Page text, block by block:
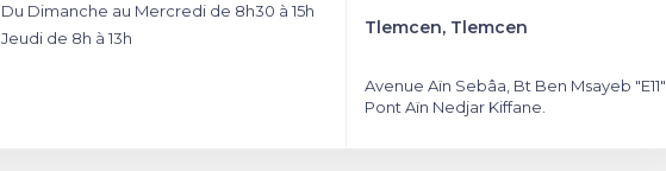
Du Dimanche au Mercredi de 8h30 à 15h
Jeudi de 8h à 13h
Tlemcen, Tlemcen
Avenue Aïn Sebâa, Bt Ben Msayeb "E11",
Pont Aïn Nedjar Kiffane.